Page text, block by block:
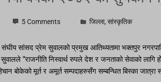
5 Comments जिल्ला, सांस्कृतिक
सांसद प्रेम सुवालको प्रमुख आतिथ्यतामा भक्तपुर
“राजनीति निस्वार्थ रुपले देश र जनताको सेवाको
बोकेको मूर्त र अमूर्त सम्पदाहरुसँग सम्बन्धित बिस्का